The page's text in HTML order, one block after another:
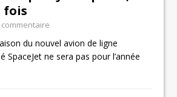
fois
du nouvel avion de ligne
SpaceJet ne sera pas pour l’année